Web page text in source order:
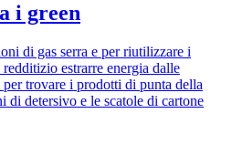
i green
di gas serra e per riutilizzare i
estrarre energia dalle
trovare i prodotti di punta della
di detersivo e le scatole di cartone